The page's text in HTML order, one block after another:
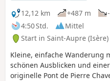
12,12 km
+487 m
4:50 Std.
Mittel
Start in Saint-Aupre (Isère)
Kleine, einfache Wanderung
schönen Ausblicken und
originelle Pont de Pierre